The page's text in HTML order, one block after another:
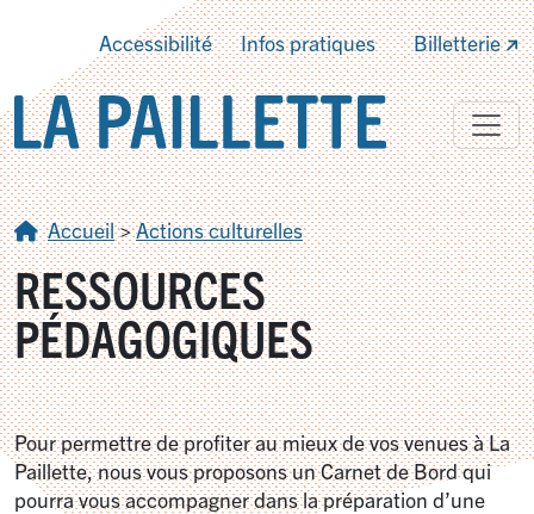
Accessibilité Infos pratiques Billetterie
Accueil>Actions culturelles
RESSOURCES
PÉDAGOGIQUES
Pour permettre de profiter au mieux de vos venues à La
Paillette, nous vous proposons un Carnet de Bord qui
pourra vous accompagner dans la préparation d’une